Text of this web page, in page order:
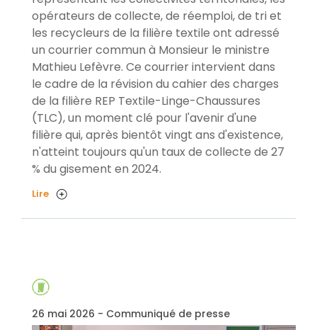
opérateurs de collecte, de réemploi, de tri et
les recycleurs de la filière textile ont adressé
un courrier commun à Monsieur le ministre
Mathieu Lefèvre. Ce courrier intervient dans
le cadre de la révision du cahier des charges
de la filière REP Textile-Linge-Chaussures
(TLC), un moment clé pour l'avenir d'une
filière qui, après bientôt vingt ans d'existence,
n'atteint toujours qu'un taux de collecte de 27
% du gisement en 2024.
Lire
26 mai 2026 - Communiqué de presse